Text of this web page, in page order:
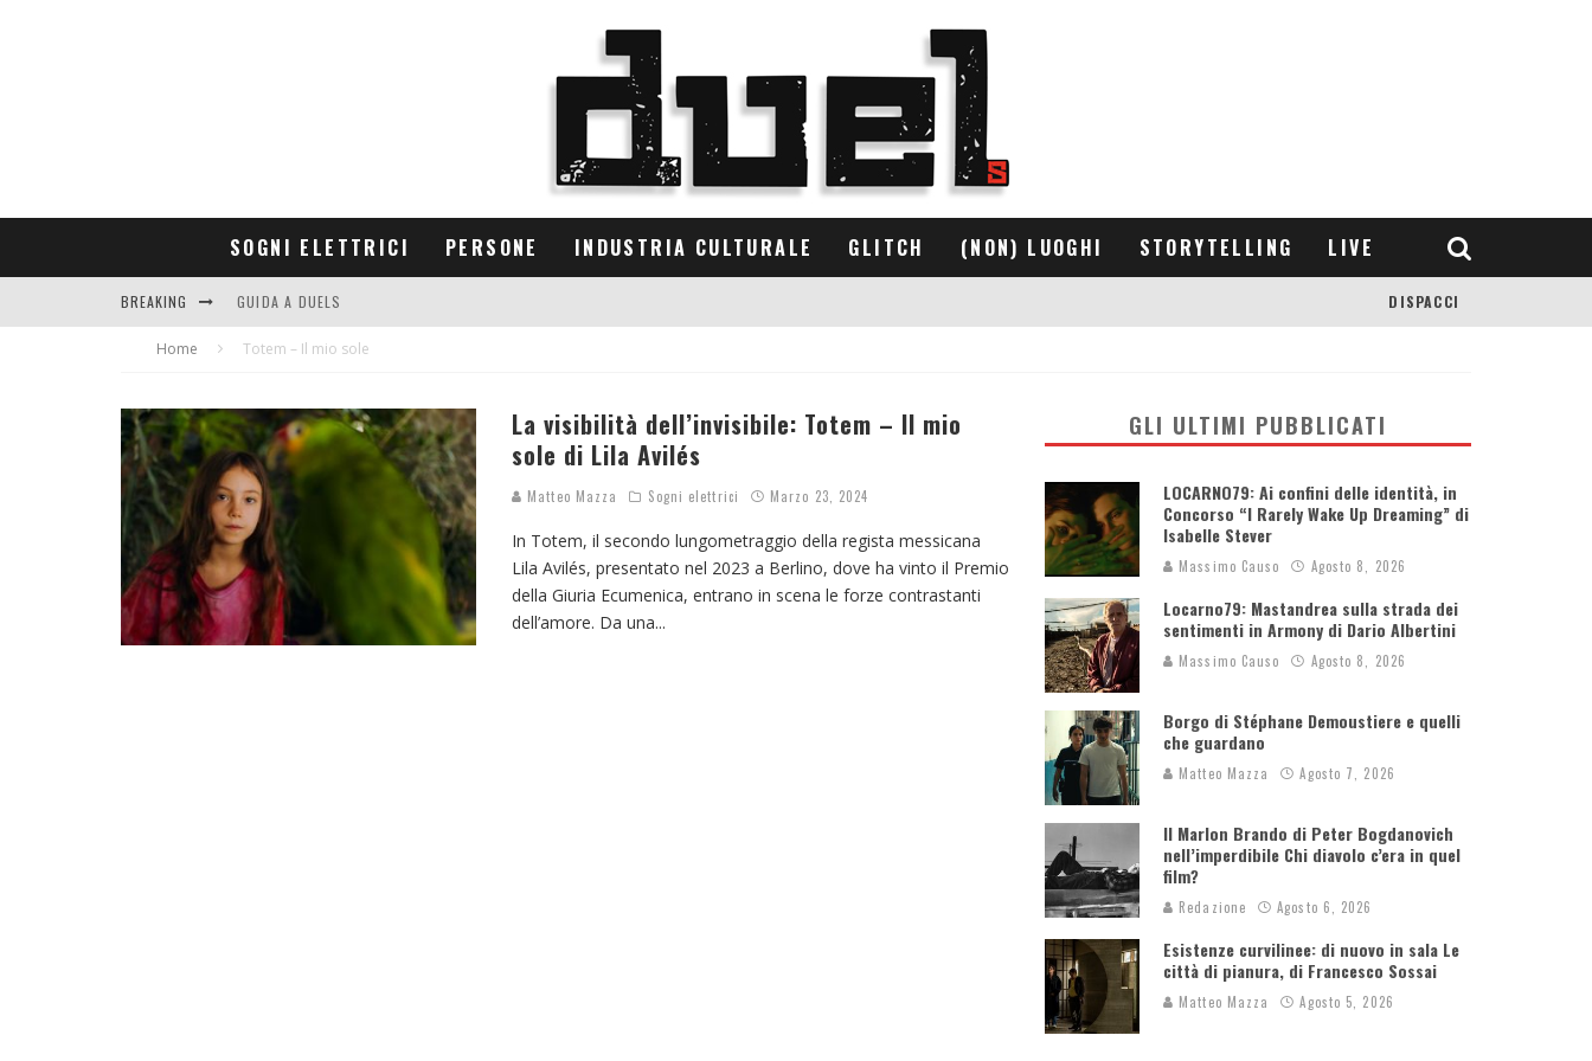
SOGNI ELETTRICI PERSONE INDUSTRIA CULTURALE GLITCH (NON) LUOGHI STORYTELLING LIVE
BREAKING GUIDA A DUELS
CONTRIBUTORS
DISPACCI
Home Totem – Il mio sole
La visibilità dell’invisibile: Totem – Il mio
sole di Lila Avilés
Matteo Mazza Sogni elettrici Marzo 23, 2024
In Totem, il secondo lungometraggio della regista messicana
Lila Avilés, presentato nel 2023 a Berlino, dove ha vinto il Premio
della Giuria Ecumenica, entrano in scena le forze contrastanti
dell’amore. Da una...
GLI ULTIMI PUBBLICATI
LOCARNO79: Ai confini delle identità, in
Concorso “I Rarely Wake Up Dreaming” di
Isabelle Stever
Massimo Causo Agosto 8, 2026
Locarno79: Mastandrea sulla strada dei
sentimenti in Armony di Dario Albertini
Massimo Causo Agosto 8, 2026
Borgo di Stéphane Demoustiere e quelli
che guardano
Matteo Mazza Agosto 7, 2026
Il Marlon Brando di Peter Bogdanovich
nell’imperdibile Chi diavolo c’era in quel
film?
Redazione Agosto 6, 2026
Esistenze curvilinee: di nuovo in sala Le
città di pianura, di Francesco Sossai
Matteo Mazza Agosto 5, 2026